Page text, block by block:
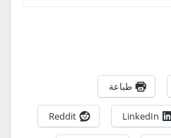
طباعة
LinkedIn
Reddit